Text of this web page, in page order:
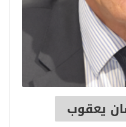
يعقوب